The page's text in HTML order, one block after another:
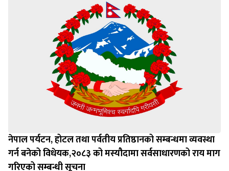
नेपाल पर्यटन, होटल तथा पर्वतीय प्रतिष्ठानको सम्बन्धमा व्यवस्था
गर्न बन‍ेको विधेयक,२०८३ को मस्यौदामा सर्वसाधारणको राय माग
गरिएको सम्बन्धी सूचना